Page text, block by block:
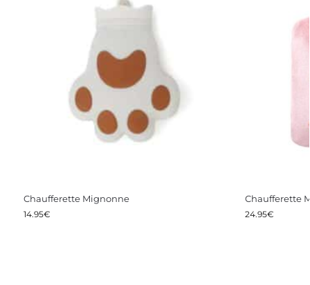
Chaufferette Mignonne
14.95€
Chaufferette
24.95€